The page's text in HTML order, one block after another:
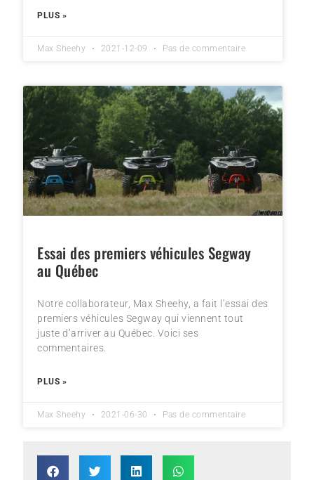
PLUS »
Max Sheehy 2021-12-09 Pas de commentaire
Essai des premiers véhicules Segway
au Québec
Notre collaborateur, Max Sheehy, a fait l’essai des
premiers véhicules Segway qui viennent tout
juste d’arriver au Québec. Voici ses
commentaires.
PLUS »
Max Sheehy 2021-06-30 Pas de commentaire